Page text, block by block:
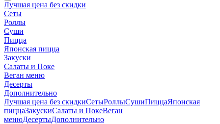
Лучшая цена без скидки
Сеты
Роллы
Суши
Пицца
Японская пицца
Закуски
Салаты и Поке
Веган меню
Десерты
Дополнительно
Лучшая цена без скидкиСетыРоллыСушиПиццаЯпонская
пиццаЗакускиСалаты и ПокеВеган
менюДесертыДополнительно